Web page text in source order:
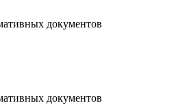
документов
документов